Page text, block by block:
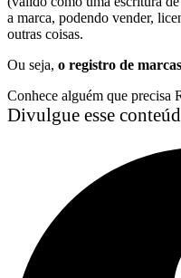
a marca, podendo vender,
outras coisas.
Ou seja, o registro de
Conhece alguém que precisa
Divulgue esse